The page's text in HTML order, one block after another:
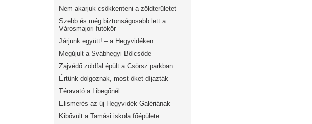
Nem akarjuk csökkenteni a zöldterületet
Szebb és még biztonságosabb lett a
Városmajori futókör
Járjunk együtt! – a Hegyvidéken
Megújult a Svábhegyi Bölcsőde
Zajvédő zöldfal épült a Csörsz parkban
Értünk dolgoznak, most őket díjazták
Téravató a Libegőnél
Elismerés az új Hegyvidék Galériának
Kibővült a Tamási iskola főépülete